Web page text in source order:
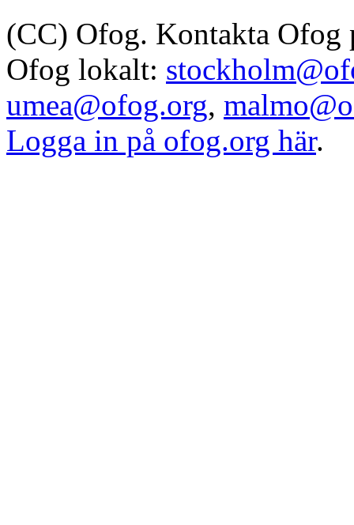
(CC) Ofog. Kontakta Ofog
Ofog lokalt:
umea@ofog.org,
Logga in på ofog.org här.